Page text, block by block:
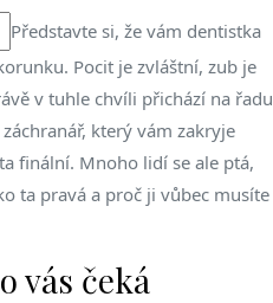
Představte si, že vám dentistka
Pocit je zvláštní, zub je
v tuhle chvíli přichází na řadu
který vám zakryje
finální. Mnoho lidí se ale ptá,
ta pravá a proč ji vůbec musíte
vás čeká